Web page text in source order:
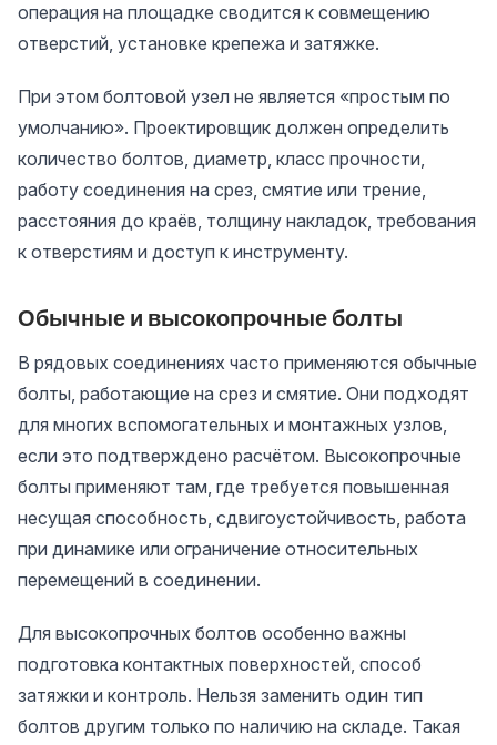
операция на площадке сводится к совмещению
отверстий, установке крепежа и затяжке.
При этом болтовой узел не является «простым по
умолчанию». Проектировщик должен определить
количество болтов, диаметр, класс прочности,
работу соединения на срез, смятие или трение,
расстояния до краёв, толщину накладок, требования
к отверстиям и доступ к инструменту.
Обычные и высокопрочные болты
В рядовых соединениях часто применяются обычные
болты, работающие на срез и смятие. Они подходят
для многих вспомогательных и монтажных узлов,
если это подтверждено расчётом. Высокопрочные
болты применяют там, где требуется повышенная
несущая способность, сдвигоустойчивость, работа
при динамике или ограничение относительных
перемещений в соединении.
Для высокопрочных болтов особенно важны
подготовка контактных поверхностей, способ
затяжки и контроль. Нельзя заменить один тип
болтов другим только по наличию на складе. Такая